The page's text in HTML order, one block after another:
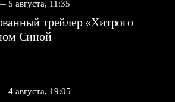
5 августа, 11:35
трейлер «Хитрого
Синой
4 августа, 19:05